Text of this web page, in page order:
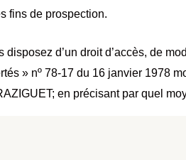
fins de prospection.
disposez d’un droit d’accès, de
» nº 78-17 du 16 janvier 1978
en précisant par quel